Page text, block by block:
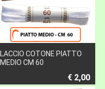
LACCIO COTONE PIATTO
MEDIO CM 60
€ 2,00